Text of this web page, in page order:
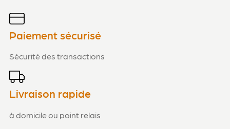
Paiement sécurisé
Sécurité des transactions
Livraison rapide
à domicile ou point relais